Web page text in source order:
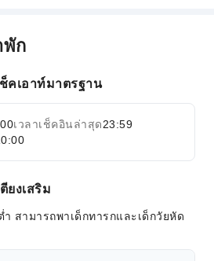
บ
น
การรักษาความปลอดภัย
ยายทั้งหมด
พัก
คเอาท์มาตรฐาน
เวลาเช็คอินล่าสุด23:59
ยงเสริม
สามารถพาเด็กทารกและเด็กวัยหัด